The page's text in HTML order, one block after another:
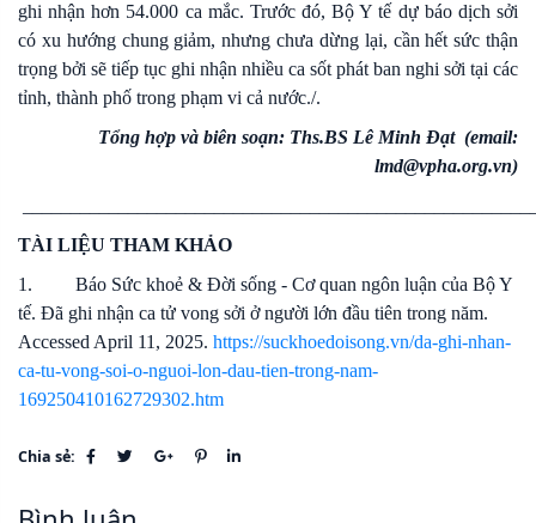
ghi nhận hơn 54.000 ca mắc. Trước đó, Bộ Y tế dự báo dịch sởi
có xu hướng chung giảm, nhưng chưa dừng lại, cần hết sức thận
trọng bởi sẽ tiếp tục ghi nhận nhiều ca sốt phát ban nghi sởi tại các
tỉnh, thành phố trong phạm vi cả nước./.
Tổng hợp và biên soạn: Ths.BS Lê Minh Đạt (email:
lmd@vpha.org.vn)
TÀI LIỆU THAM KHẢO
1.
Báo Sức khoẻ & Đời sống - Cơ quan ngôn luận của Bộ Y
tế. Đã ghi nhận ca tử vong sởi ở người lớn đầu tiên trong năm.
Accessed April 11, 2025. https://suckhoedoisong.vn/da-ghi-nhan-
ca-tu-vong-soi-o-nguoi-lon-dau-tien-trong-nam-
169250410162729302.htm
Chia sẻ: